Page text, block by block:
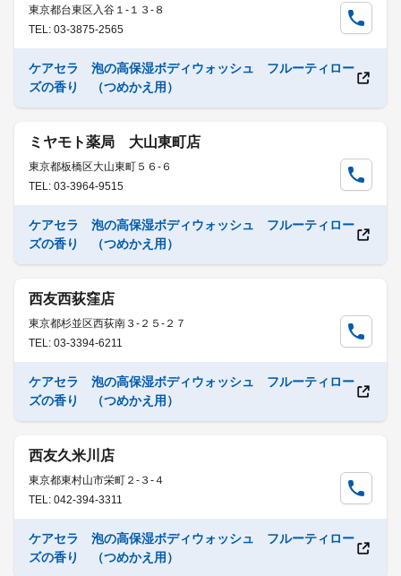
東京都台東区入谷１-１３-８
TEL: 03-3875-2565
ケアセラ 泡の高保湿ボディウォッシュ フルーティロー
ズの香り （つめかえ用）
ミヤモト薬局 大山東町店
東京都板橋区大山東町５６-６
TEL: 03-3964-9515
ケアセラ 泡の高保湿ボディウォッシュ フルーティロー
ズの香り （つめかえ用）
西友西荻窪店
東京都杉並区西荻南３-２５-２７
TEL: 03-3394-6211
ケアセラ 泡の高保湿ボディウォッシュ フルーティロー
ズの香り （つめかえ用）
西友久米川店
東京都東村山市栄町２-３-４
TEL: 042-394-3311
ケアセラ 泡の高保湿ボディウォッシュ フルーティロー
ズの香り （つめかえ用）